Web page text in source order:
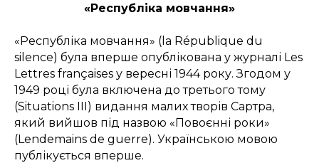
«Республіка мовчання»
«Республіка мовчання» (la République du
silence) була вперше опублікована у журналі Les
Lettres françaises у вересні 1944 року. Згодом у
1949 році була включена до третього тому
(Situations III) видання малих творів Сартра,
який вийшов під назвою «Повоєнні роки»
(Lendemains de guerre). Українською мовою
публікується вперше.